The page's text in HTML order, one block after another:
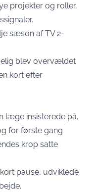
projekter og roller,
sæson af TV 2-
blev overvældet
kort efter
læge insisterede på,
for første gang
krop satte
pause, udviklede